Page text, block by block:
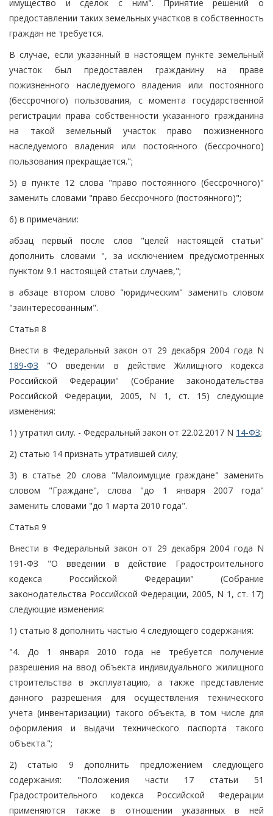
имущество и сделок с ним". Принятие решений о
предоставлении таких земельных участков в собственность
граждан не требуется.
В случае, если указанный в настоящем пункте земельный
участок был предоставлен гражданину на праве
пожизненного наследуемого владения или постоянного
(бессрочного) пользования, с момента государственной
регистрации права собственности указанного гражданина
на такой земельный участок право пожизненного
наследуемого владения или постоянного (бессрочного)
пользования прекращается.";
5) в пункте 12 слова "право постоянного (бессрочного)"
заменить словами "право бессрочного (постоянного)";
6) в примечании:
абзац первый после слов "целей настоящей статьи"
дополнить словами ", за исключением предусмотренных
пунктом 9.1 настоящей статьи случаев,";
в абзаце втором слово "юридическим" заменить словом
"заинтересованным".
Статья 8
Внести в Федеральный закон от 29 декабря 2004 года N
189-ФЗ "О введении в действие Жилищного кодекса
Российской Федерации" (Собрание законодательства
Российской Федерации, 2005, N 1, ст. 15) следующие
изменения:
1) утратил силу. - Федеральный закон от 22.02.2017 N 14-ФЗ;
2) статью 14 признать утратившей силу;
3) в статье 20 слова "Малоимущие граждане" заменить
словом "Граждане", слова "до 1 января 2007 года"
заменить словами "до 1 марта 2010 года".
Статья 9
Внести в Федеральный закон от 29 декабря 2004 года N
191-ФЗ "О введении в действие Градостроительного
кодекса Российской Федерации" (Собрание
законодательства Российской Федерации, 2005, N 1, ст. 17)
следующие изменения:
1) статью 8 дополнить частью 4 следующего содержания:
"4. До 1 января 2010 года не требуется получение
разрешения на ввод объекта индивидуального жилищного
строительства в эксплуатацию, а также представление
данного разрешения для осуществления технического
учета (инвентаризации) такого объекта, в том числе для
оформления и выдачи технического паспорта такого
объекта.";
2) статью 9 дополнить предложением следующего
содержания: "Положения части 17 статьи 51
Градостроительного кодекса Российской Федерации
применяются также в отношении указанных в ней